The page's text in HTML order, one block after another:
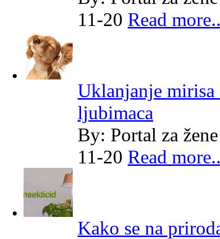
11-20 Read
Uklanjanje
ljubimaca
By: Portal za žene
11-20 Read
Kako se na